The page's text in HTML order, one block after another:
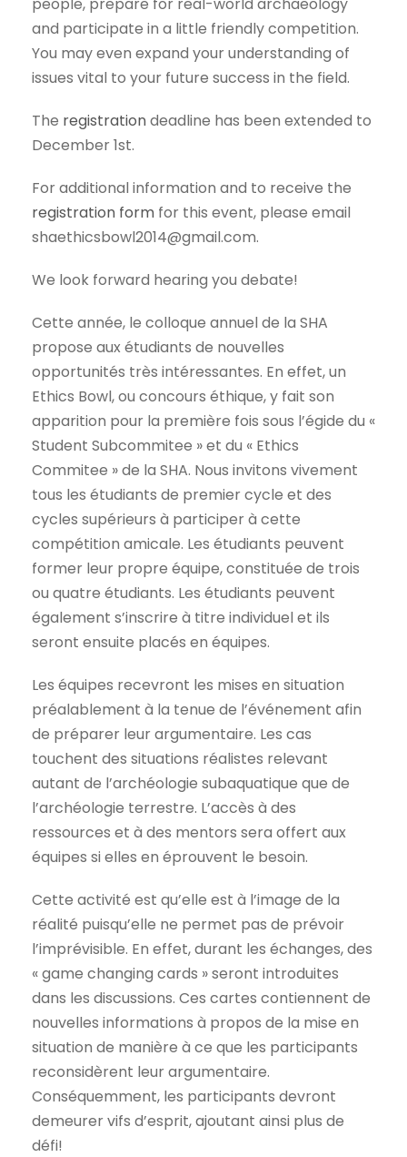
and participate in a little friendly competition.
You may even expand your understanding of
issues vital to your future success in the field.
The registrationdeadline has been extended to
December 1st.
For additional information and to receive the
registration form for this event, please email
shaethicsbowl2014@gmail.com.
We look forward hearing you debate!
Cette année, le colloque annuel de la SHA
propose aux étudiants de nouvelles
opportunités très intéressantes. En effet, un
Ethics Bowl, ou concours éthique, y fait son
apparition pour la première fois sous l’égide du «
Student Subcommitee » et du « Ethics
Commitee » de la SHA. Nous invitons vivement
tous les étudiants de premier cycle et des
cycles supérieurs à participer à cette
compétition amicale. Les étudiants peuvent
former leur propre équipe, constituée de trois
ou quatre étudiants. Les étudiants peuvent
également s’inscrire à titre individuel et ils
seront ensuite placés en équipes.
Les équipes recevront les mises en situation
préalablement à la tenue de l’événement afin
de préparer leur argumentaire. Les cas
touchent des situations réalistes relevant
autant de l’archéologie subaquatique que de
l’archéologie terrestre. L’accès à des
ressources et à des mentors sera offert aux
équipes si elles en éprouvent le besoin.
Cette activité est qu’elle est à l’image de la
réalité puisqu’elle ne permet pas de prévoir
l’imprévisible. En effet, durant les échanges, des
« game changing cards » seront introduites
dans les discussions. Ces cartes contiennent de
nouvelles informations à propos de la mise en
situation de manière à ce que les participants
reconsidèrent leur argumentaire.
Conséquemment, les participants devront
demeurer vifs d’esprit, ajoutant ainsi plus de
défi!